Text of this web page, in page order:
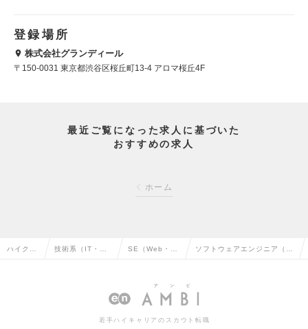
登録場所
株式会社グランディール
〒150-0031 東京都渋谷区桜丘町13-4 アロマ桜丘4F
最近ご覧になった求人に基づいた
おすすめの求人
ホーム
ハイクラ 技術系（IT・We SE（Web・オ
職
ソフトウェアエンジニア（Ja
情報
若手ハイキャリアのスカウト転職